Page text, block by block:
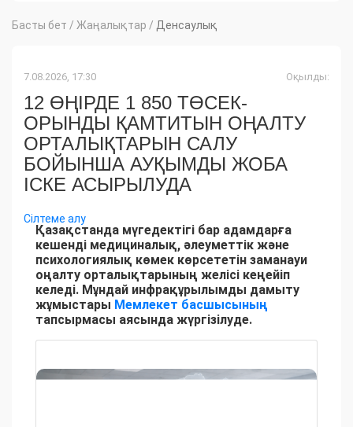
Басты бет / Жаңалықтар / Денсаулық
7.08.2026, 17:30 Оқылды:
12 ӨҢІРДЕ 1 850 ТӨСЕК-
ОРЫНДЫ ҚАМТИТЫН ОҢАЛТУ
ОРТАЛЫҚТАРЫН САЛУ
БОЙЫНША АУҚЫМДЫ ЖОБА
ІСКЕ АСЫРЫЛУДА
Сілтеме алу
Қазақстанда мүгедектігі бар адамдарға
кешенді медициналық, әлеуметтік және
психологиялық көмек көрсететін заманауи
оңалту орталықтарының желісі кеңейіп
келеді. Мұндай инфрақұрылымды дамыту
жұмыстары Мемлекет басшысының
тапсырмасы аясында жүргізілуде.